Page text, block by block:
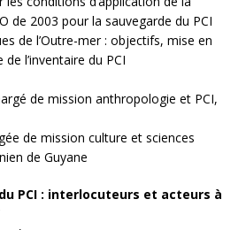
de 2003 pour la sauvegarde du PCI
de l’Outre-mer : objectifs, mise en
l’inventaire du PCI
de mission anthropologie et PCI,
de mission culture et sciences
de Guyane
PCI : interlocuteurs et acteurs à